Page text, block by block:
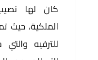
كان لها
الملكية، حيث
للترفيه